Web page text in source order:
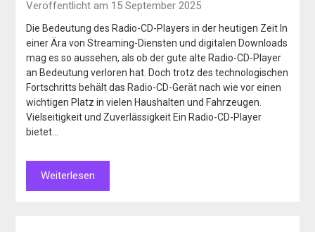
Veröffentlicht am 15 September 2025
Die Bedeutung des Radio-CD-Players in der heutigen Zeit In
einer Ära von Streaming-Diensten und digitalen Downloads
mag es so aussehen, als ob der gute alte Radio-CD-Player
an Bedeutung verloren hat. Doch trotz des technologischen
Fortschritts behält das Radio-CD-Gerät nach wie vor einen
wichtigen Platz in vielen Haushalten und Fahrzeugen.
Vielseitigkeit und Zuverlässigkeit Ein Radio-CD-Player
bietet…
Weiterlesen